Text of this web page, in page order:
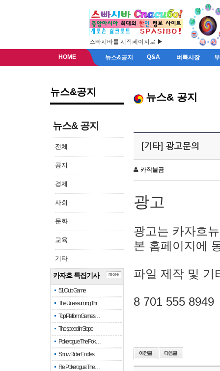
스빠시바를 시작페이지로 ▶
HOME 뉴스&공지 Q&A 벼룩시장
뉴스&공지
뉴스& 공지
전체
공지
경제
사회
문화
교육
기타
카자흐 특집기사
51 Club Game
The Unassuming Thr…
Top Platform Games…
The speed in Slope
Pokerogue: The Pok…
Snow Rider: Endles…
Re: Pokerogue: The…
more
뉴스& 공지
[기타] 광고문의
카작불곰
광고
광고는 카자흐
본 홈페이지에
파일 제작 및 기
8 701 555 8949